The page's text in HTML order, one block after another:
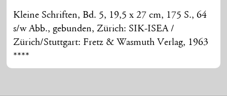
Kleine Schriften, Bd. 5, 19,5 x 27 cm, 175 S., 64
s/w Abb., gebunden, Zürich: SIK-ISEA /
Zürich/Stuttgart: Fretz & Wasmuth Verlag, 1963
****